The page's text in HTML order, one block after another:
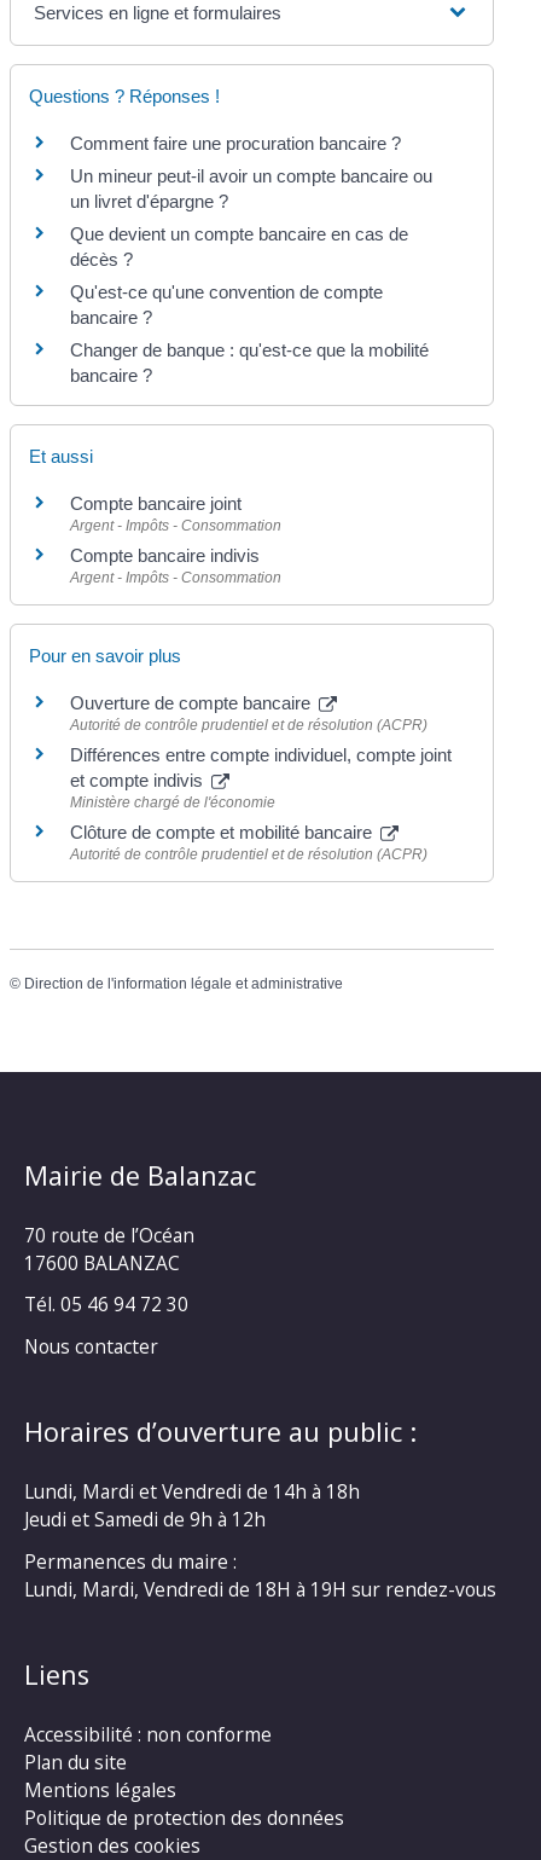
Services en ligne et formulaires
Questions ? Réponses !
Comment faire une procuration bancaire ?
Un mineur peut-il avoir un compte bancaire ou
un livret d'épargne ?
Que devient un compte bancaire en cas de
décès ?
Qu'est-ce qu'une convention de compte
bancaire ?
Changer de banque : qu'est-ce que la mobilité
bancaire ?
Et aussi
Compte bancaire joint
Argent - Impôts - Consommation
Compte bancaire indivis
Argent - Impôts - Consommation
Pour en savoir plus
Ouverture de compte bancaire
Autorité de contrôle prudentiel et de résolution (ACPR)
Différences entre compte individuel, compte joint
et compte indivis
Ministère chargé de l'économie
Clôture de compte et mobilité bancaire
Autorité de contrôle prudentiel et de résolution (ACPR)
© Direction de l'information légale et administrative
Mairie de Balanzac
70 route de l’Océan
17600 BALANZAC
Tél. 05 46 94 72 30
Nous contacter
Horaires d’ouverture au public :
Lundi, Mardi et Vendredi de 14h à 18h
Jeudi et Samedi de 9h à 12h
Permanences du maire :
Lundi, Mardi, Vendredi de 18H à 19H sur rendez-vous
Liens
Accessibilité : non conforme
Plan du site
Mentions légales
Politique de protection des données
Gestion des cookies